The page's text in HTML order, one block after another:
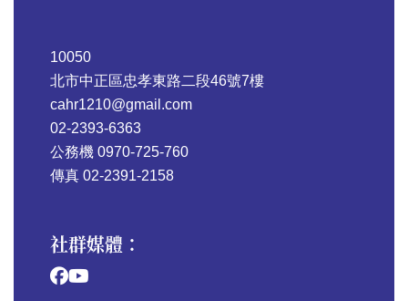
10050
北市中正區忠孝東路二段46號7樓
cahr1210@gmail.com
02-2393-6363
公務機 0970-725-760
傳真 02-2391-2158
社群媒體：